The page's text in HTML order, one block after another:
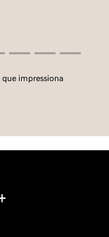
impressiona